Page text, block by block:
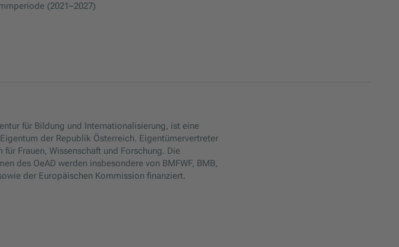
(2021–2027)
für Bildung und Internationalisierung, ist eine
der Republik Österreich. Eigentümervertreter
Frauen, Wissenschaft und Forschung. Die
des OeAD werden insbesondere von BMFWF, BMB,
der Europäischen Kommission finanziert.